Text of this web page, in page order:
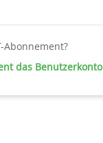
Abonnement?
das Benutzerkonto